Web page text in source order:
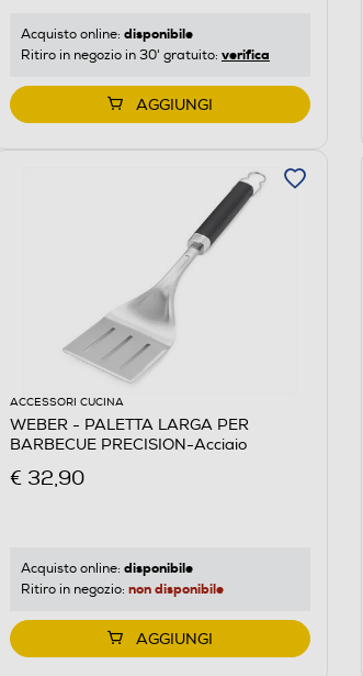
Acquisto online: disponibile
Ritiro in negozio in 30' gratuito: verifica
AGGIUNGI
ACCESSORI CUCINA
WEBER - PALETTA LARGA PER
BARBECUE PRECISION-Acciaio
€ 32,90
Acquisto online: disponibile
Ritiro in negozio: non disponibile
AGGIUNGI